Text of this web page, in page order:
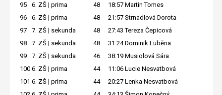
95
6. ZŠ | prima 48 18:57 Martin Tomes
96
6. ZŠ | prima 48 21:57 Strnadlová Dorota
97
7. ZŠ | sekunda 48 27:43 Tereza Čepicová
98
7. ZŠ | sekunda 48 31:24 Dominik Luběna
99
7. ZŠ | sekunda 46 38:19 Musiolová Sára
100 6. ZŠ | prima 44 11:06 Lucie Nesvatbová
101 6. ZŠ | prima 44 20:27 Lenka Nesvatbová